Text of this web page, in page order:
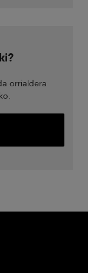
orrialdera